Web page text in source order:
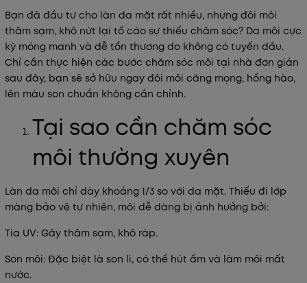
Bạn đã đầu tư cho làn da mặt rất nhiều, nhưng đôi môi
thâm sạm, khô nứt lại tố cáo sự thiếu chăm sóc? Da môi cực
kỳ mỏng manh và dễ tổn thương do không có tuyến dầu.
Chỉ cần thực hiện các bước chăm sóc môi tại nhà đơn giản
sau đây, bạn sẽ sở hữu ngay đôi môi căng mọng, hồng hào,
lên màu son chuẩn không cần chỉnh.
Tại sao cần chăm sóc
môi thường xuyên
Làn da môi chỉ dày khoảng 1/3 so với da mặt. Thiếu đi lớp
màng bảo vệ tự nhiên, môi dễ dàng bị ảnh hưởng bởi:
Tia UV: Gây thâm sạm, khô ráp.
Son môi: Đặc biệt là son lì, có thể hút ẩm và làm môi mất
nước.